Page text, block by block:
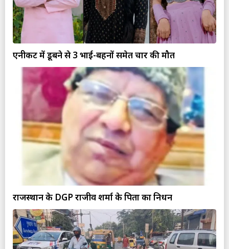
एनीकट में डूबने से 3 भाई-बहनों समेत चार की मौत
राजस्थान के DGP राजीव शर्मा के पिता का निधन